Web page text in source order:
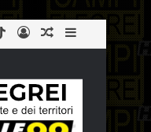
Sidebar
Articolo
Log
TikTok